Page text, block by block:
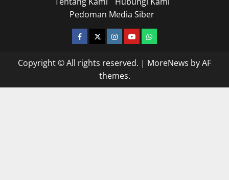
Pedoman Media Siber
facebooktwitterinstagram.com
youtubewhatsapp
Copyright © All rights reserved. | MoreNews by AF
themes.